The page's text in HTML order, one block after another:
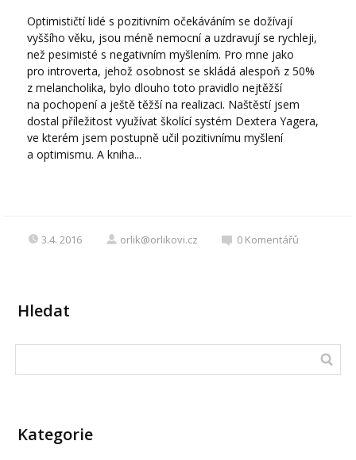
Optimističtí lidé s pozitivním očekáváním se dožívají
vyššího věku, jsou méně nemocní a uzdravují se rychleji,
než pesimisté s negativním myšlením. Pro mne jako
pro introverta, jehož osobnost se skládá alespoň z 50%
z melancholika, bylo dlouho toto pravidlo nejtěžší
na pochopení a ještě těžší na realizaci. Naštěstí jsem
dostal příležitost využívat školící systém Dextera Yagera,
ve kterém jsem postupně učil pozitivnímu myšlení
a optimismu. A kniha...
3.4. 2016 orlik@orlikovi.cz 0 Komentářů
Hledat
Kategorie